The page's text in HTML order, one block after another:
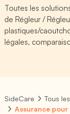
Toutes les
de Régleur /
plastiques/
légales,
SideCare
Tous
Assurance pour